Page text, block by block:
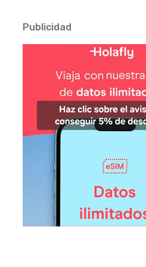
Publicidad